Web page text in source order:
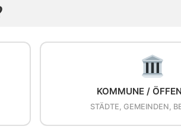
KOMMUNE /
STÄDTE, GEMEINDEN,